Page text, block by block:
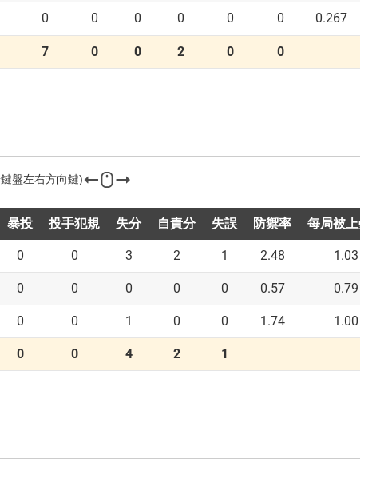
0 0 0 0 0 0 0.267
7 0 0 2 0 0
暴投 投手犯規 失分 自責分 失誤 防禦率 每局被上壘率
0 0 3 2 1 2.48 1.03
0 0 0 0 0 0.57 0.79
0 0 1 0 0 1.74 1.00
0 0 4 2 1